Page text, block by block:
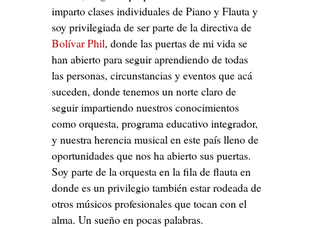
imparto clases individuales de Piano y Flauta y
soy privilegiada de ser parte de la directiva de
Bolívar Phil, donde las puertas de mi vida se
han abierto para seguir aprendiendo de todas
las personas, circunstancias y eventos que acá
suceden, donde tenemos un norte claro de
seguir impartiendo nuestros conocimientos
como orquesta, programa educativo integrador,
y nuestra herencia musical en este país lleno de
oportunidades que nos ha abierto sus puertas.
Soy parte de la orquesta en la fila de flauta en
donde es un privilegio también estar rodeada de
otros músicos profesionales que tocan con el
alma. Un sueño en pocas palabras.